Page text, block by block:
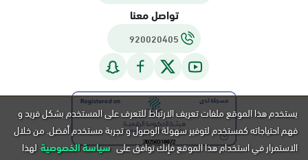
تواصل معنا
920020405
يستخدم هذا الموقع ملفات تعريف الارتباط للتعرف على المستخدم بشكل فريد و
فهم احتياجاته كمستخدم لتوفير سهولة الوصول و تجربة مستخدم أفضل. من خلال
الاستمرار في استخدام هذا الموقع فإنك توافق على سياسة الخصوصية لهذا